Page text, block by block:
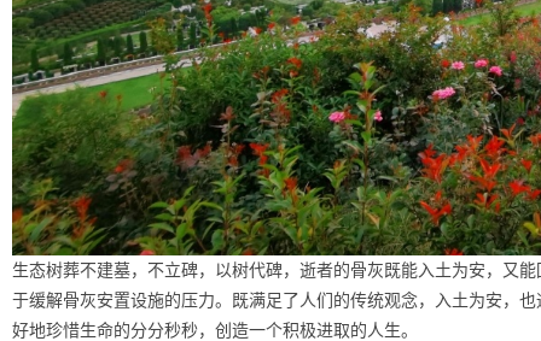
生态树葬不建墓，不立碑，以树代碑，逝者的骨灰既能入土为安，又
于缓解骨灰安置设施的压力。既满足了人们的传统观念，入土为安，
好地珍惜生命的分分秒秒，创造一个积极进取的人生。